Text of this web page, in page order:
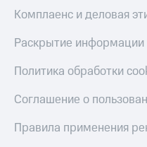
Комплаенс и деловая
Раскрытие информации
Политика обработки
Соглашение о
Правила применения